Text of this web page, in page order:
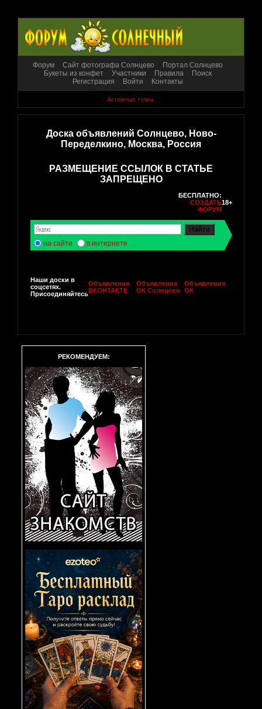
Форум Сайт фотографа Солнцево
Портал Солнцево
Букеты из конфет
Участники Правила
Поиск
Регистрация
Войти Контакты
Активные темы
Доска объявлений Солнцево, Ново-
Переделкино, Москва, Россия
РАЗМЕЩЕНИЕ ССЫЛОК В СТАТЬЕ
ЗАПРЕЩЕНО
БЕСПЛАТНО:
СОЗДАТЬ
ФОРУМ
18+
на сайте в интернете
Наши доски в
соцсетях.
Присоединяйтесь
Объявления
ВКОНТАКТЕ
Объявления
ОК Солнцево
Объявления
ОК
РЕКОМЕНДУЕМ: